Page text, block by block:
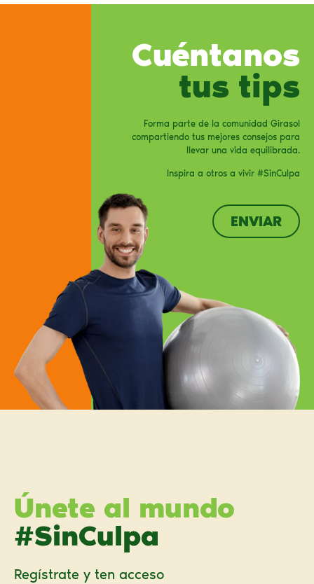
Cuéntanos
tus tips
Forma parte de la comunidad Girasol
compartiendo tus mejores consejos para
llevar una vida equilibrada.
Inspira a otros a vivir #SinCulpa
ENVIAR
Únete al mundo
#SinCulpa
Regístrate y ten acceso